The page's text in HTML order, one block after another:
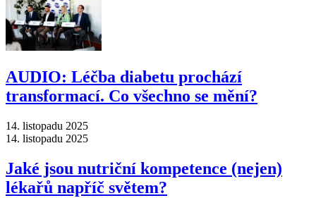
AUDIO: Léčba diabetu prochází
transformací. Co všechno se mění?
14. listopadu 2025
14. listopadu 2025
Jaké jsou nutriční kompetence (nejen)
lékařů napříč světem?